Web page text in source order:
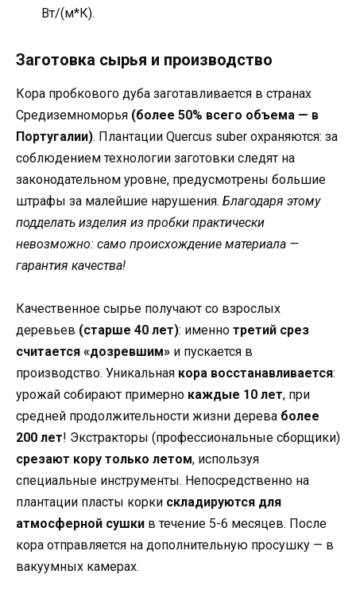
Вт/(м*К).
Заготовка сырья и производство
Кора пробкового дуба заготавливается в странах
Средиземноморья (более 50% всего объема — в
Португалии). Плантации Quercus suber охраняются: за
соблюдением технологии заготовки следят на
законодательном уровне, предусмотрены большие
штрафы за малейшие нарушения. Благодаря этому
подделать изделия из пробки практически
невозможно: само происхождение материала —
гарантия качества!
Качественное сырье получают со взрослых
деревьев (старше 40 лет): именно третий срез
считается «дозревшим» и пускается в
производство. Уникальная кора восстанавливается:
урожай собирают примерно каждые 10 лет, при
средней продолжительности жизни дерева более
200 лет! Экстракторы (профессиональные сборщики)
срезают кору только летом, используя
специальные инструменты. Непосредственно на
плантации пласты корки складируются для
атмосферной сушки в течение 5-6 месяцев. После
кора отправляется на дополнительную просушку — в
вакуумных камерах.